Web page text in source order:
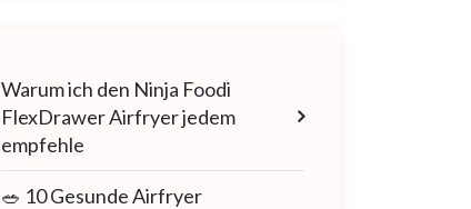
Warum ich den Ninja Foodi
FlexDrawer Airfryer jedem
empfehle
🥗 10 Gesunde Airfryer